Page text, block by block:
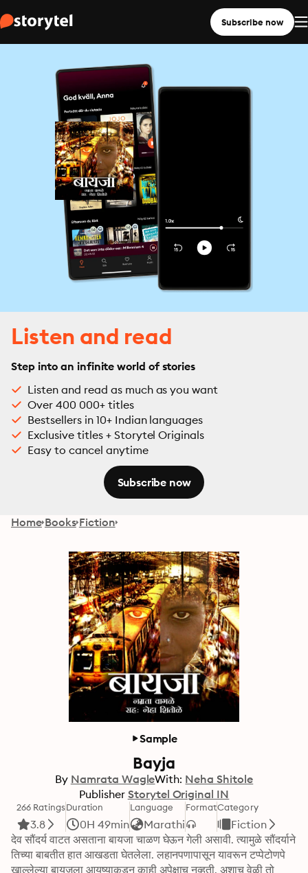
Subscribe now
Listen and read
Step into an infinite world of stories
Listen and read as much as you want
Over 400 000+ titles
Bestsellers in 10+ Indian languages
Exclusive titles + Storytel Originals
Easy to cancel anytime
Subscribe now
Home Books Fiction
Sample
Bayja
By Namrata WagleWith: Neha Shitole
Publisher Storytel Original IN
266 Ratings
3.8
Duration
0H 49min
Language
Marathi
FormatCategory
Fiction
देव सौंदर्य वाटत असताना बायजा चाळण घेऊन गेली असावी. त्यामुळे सौंदर्याने
तिच्या बाबतीत हात आखडता घेतलेला. लहानपणापासून यावरून टप्पेटोणपे
खाल्लेल्या बायजला आयुष्याकडून काही अपेक्षाच नव्हती. अशाच वेळी तो